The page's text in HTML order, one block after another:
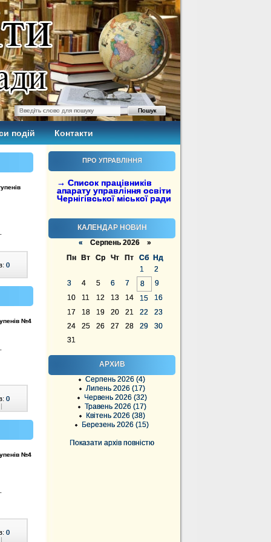
подій Контакти
ПРО УПРАВЛІННЯ
→ Список працівників
апарату управління освіти
Чернігівської міської ради
КАЛЕНДАР НОВИН
« Серпень 2026 »
Пн
Вт Ср Чт Пт Сб
Нд
1
2
3
4 5 6 7 8
9
10
11 12 13 14 15
16
17
18 19 20 21 22
23
24
25 26 27 28 29
30
31
АРХИВ
Серпень 2026 (4)
Липень 2026 (17)
Червень 2026 (32)
Травень 2026 (17)
Квітень 2026 (38)
Березень 2026 (15)
Показати архів повністю
0
№4
0
|
№4
0
|